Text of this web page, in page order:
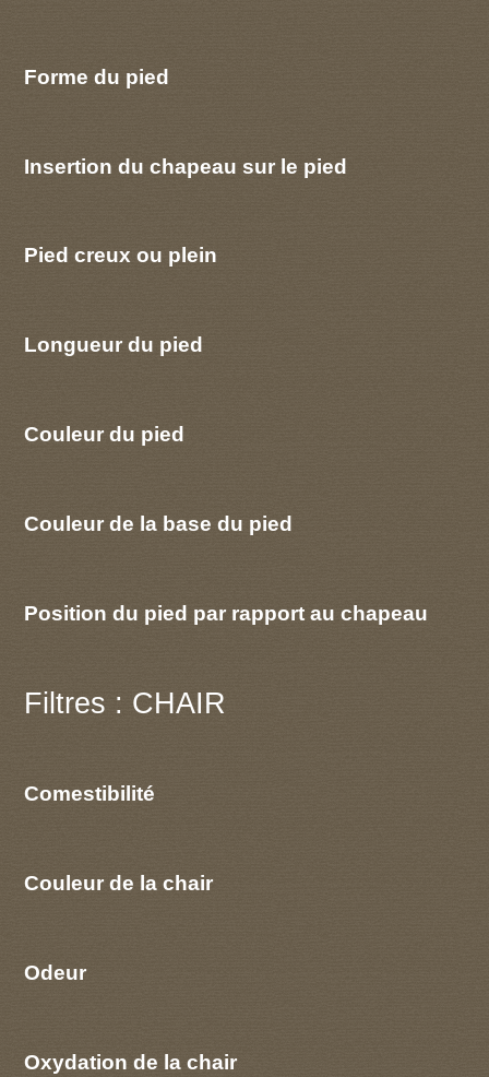
Forme du pied
Insertion du chapeau sur le pied
Pied creux ou plein
Longueur du pied
Couleur du pied
Couleur de la base du pied
Position du pied par rapport au chapeau
Filtres : CHAIR
Comestibilité
Couleur de la chair
Odeur
Oxydation de la chair